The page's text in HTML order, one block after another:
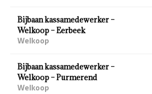
Bijbaan kassamedewerker –
Welkoop – Eerbeek
Welkoop
Bijbaan kassamedewerker –
Welkoop – Purmerend
Welkoop